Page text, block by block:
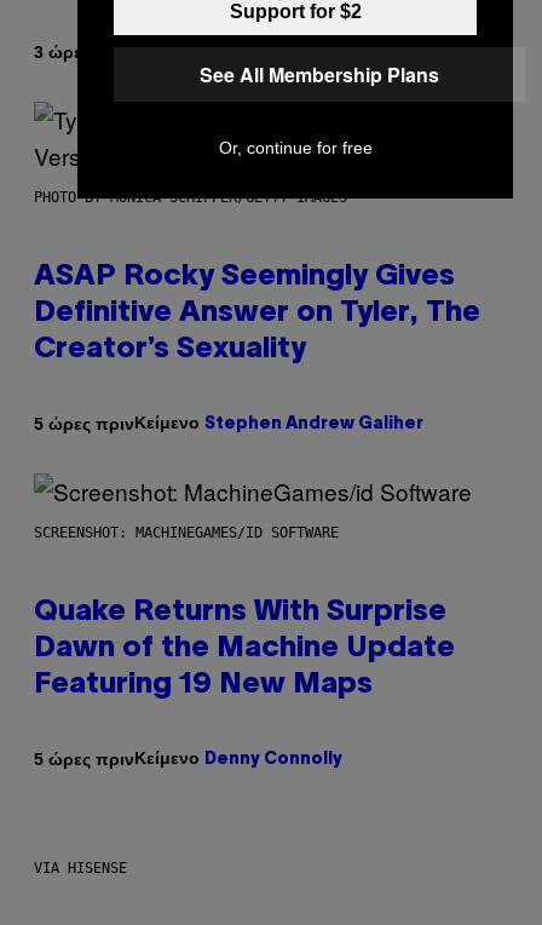
3 ώρες πρινΚείμενο
PHOTO BY MONICA SCHIPPER/GETTY IMAGES
ASAP Rocky Seemingly Gives
Definitive Answer on Tyler, The
Creator’s Sexuality
5 ώρες πρινΚείμενο Stephen Andrew Galiher
SCREENSHOT: MACHINEGAMES/ID SOFTWARE
Quake Returns With Surprise
Dawn of the Machine Update
Featuring 19 New Maps
5 ώρες πρινΚείμενο Denny Connolly
VIA HISENSE
Support for $2
See All Membership Plans
Or, continue for free